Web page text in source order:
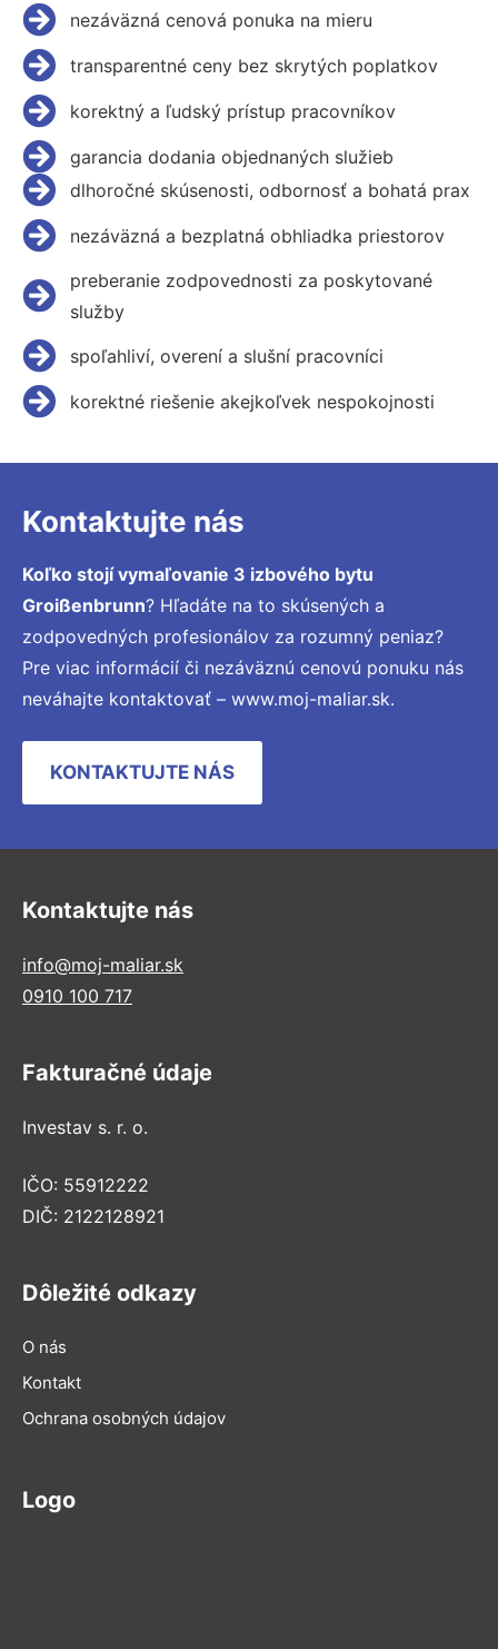
nezáväzná cenová ponuka na mieru
transparentné ceny bez skrytých poplatkov
korektný a ľudský prístup pracovníkov
garancia dodania objednaných služieb
dlhoročné skúsenosti, odbornosť a bohatá prax
nezáväzná a bezplatná obhliadka priestorov
preberanie zodpovednosti za poskytované
služby
spoľahliví, overení a slušní pracovníci
korektné riešenie akejkoľvek nespokojnosti
Kontaktujte nás
Koľko stojí vymaľovanie 3 izbového bytu
Groißenbrunn? Hľadáte na to skúsených a
zodpovedných profesionálov za rozumný peniaz?
Pre viac informácií či nezáväznú cenovú ponuku nás
neváhajte kontaktovať – www.moj-maliar.sk.
KONTAKTUJTE NÁS
Kontaktujte nás
info@moj-maliar.sk
0910 100 717
Fakturačné údaje
Investav s. r. o.
IČO: 55912222
DIČ: 2122128921
Dôležité odkazy
O nás
Kontakt
Ochrana osobných údajov
Logo